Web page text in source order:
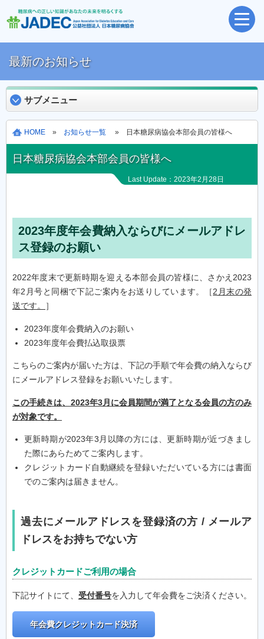
最新のお知らせ
サブメニュー
HOME » お知らせ一覧 » 日本糖尿病協会本部会員の皆様へ
日本糖尿病協会本部会員の皆様へ
Last Update：2023年2月28日
2023年度年会費納入ならびにメールアドレ
ス登録のお願い
2022年度末で更新時期を迎える本部会員の皆様に、さかえ2023
年2月号と同梱で下記ご案内をお送りしています。［2月末の発
送です。
］
2023年度年会費納入のお願い
2023年度年会費払込取扱票
こちらのご案内が届いた方は、下記の手順で年会費の納入ならび
にメールアドレス登録をお願いいたします。
この手続きは、2023年3月に会員期間が満了となる会員の方のみ
が対象です。
更新時期が2023年3月以降の方には、更新時期が近づきまし
た際にあらためてご案内します。
クレジットカード自動継続を登録いただいている方には書面
でのご案内は届きません。
過去にメールアドレスを登録済の方 / メールア
ドレスをお持ちでない方
クレジットカードご利用の場合
下記サイトにて、 受付番号を入力して年会費をご決済ください。
年会費クレジットカード決済